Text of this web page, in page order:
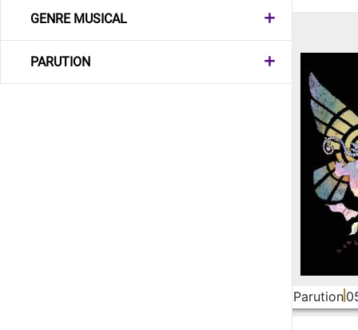
GENRE MUSICAL
PARUTION
Parution